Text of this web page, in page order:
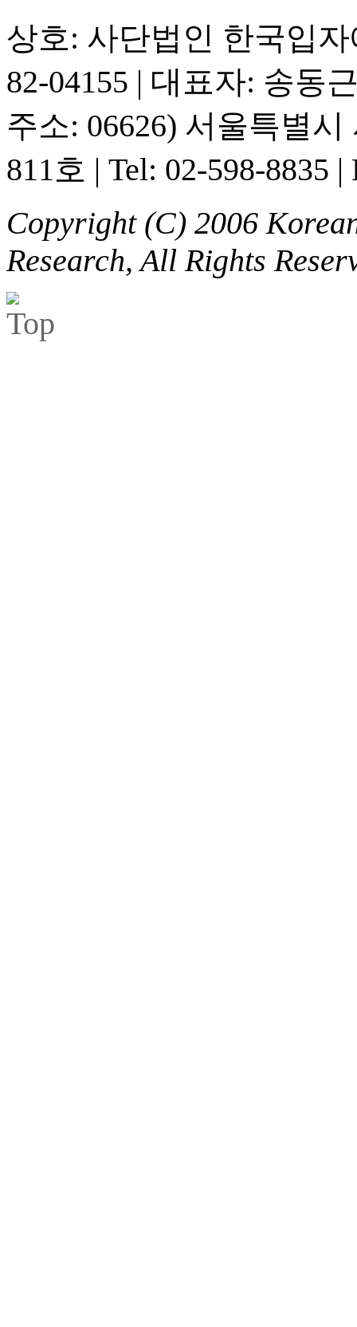
상호: 사단법인 한국입
82-04155 | 대표자: 송동
주소: 06626) 서울특별
811호 | Tel: 02-598-8835 |
Copyright (C) 2006
Research, All Rights